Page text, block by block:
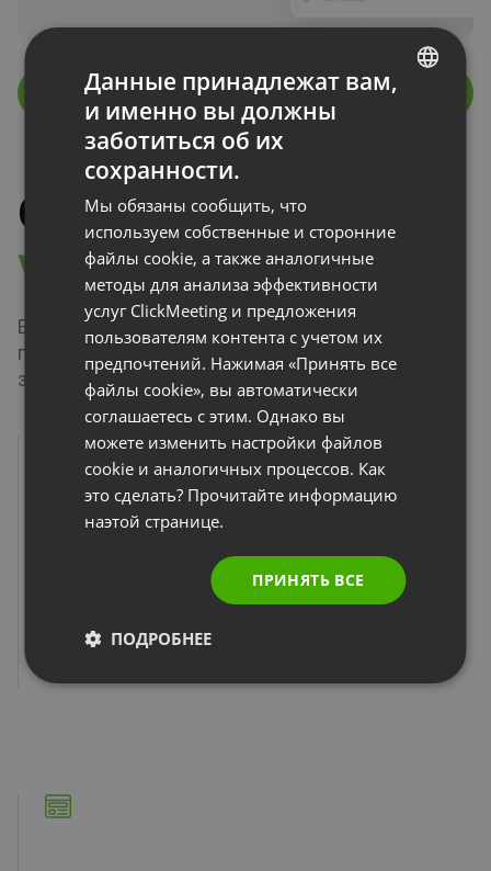
Читать далее
Откройте силу
w
binar lead gen
Вебинар — идеальный lead magnet. Правильная
платформа помогает привлекать новые лиды и
запускать кампании lead nurturing.
Lead magnet
Превратите вебинар в lead magnet. Каждый
уникальный участник — это лид, заинтересованный в
вашей теме.
RUSSIAN
PORTUGUESE
ITALIAN
Данные принадлежат вам,
и именно вы должны
заботиться об их
сохранности.
Мы обязаны сообщить, что
используем собственные и сторонние
файлы cookie, а также аналогичные
методы для анализа эффективности
услуг ClickMeeting и предложения
пользователям контента с учетом их
предпочтений. Нажимая «Принять все
файлы cookie», вы автоматически
соглашаетесь с этим. Однако вы
можете изменить настройки файлов
cookie и аналогичных процессов. Как
это сделать? Прочитайте информацию
наэтой странице.
ПРИНЯТЬ ВСЕ
ПОДРОБНЕЕ